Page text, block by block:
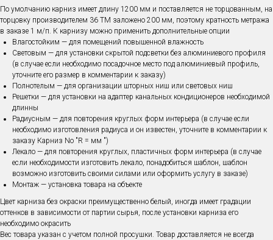
По умолчанию карниз имеет длину 1200 мм и поставляется не торцованным, на
торцовку производителем 36 ТМ заложено 200 мм, поэтому кратность метража
в заказе 1 м/п. К карнизу можно применить дополнительные опции
Влагостойким — для помещений повышенной влажность
Световым — для установки скрытой подсветки без алюминиевого профиля
(в случае если необходимо посадочное место под алюминиевый профиль,
уточните его размер в комментарии к заказу)
Полнотелым — для организации шторных ниш или световых ниш
Решетки — для установки на адаптер канальных кондиционеров необходимой
длинны
Радиусным — для повторения круглых форм интерьера (в случае если
необходимо изготовления радиуса и он известен, уточните в комментарии к
заказу Карниз No "R = мм ")
Лекало — для повторения круглых, пластичных форм интерьера (в случае
если необходимости изготовить лекало, понадобиться шаблон, шаблон
возможно изготовить своими силами или оформить услугу в заказе)
Монтаж — установка товара на объекте
Цвет карниза без окраски преимущественно белый, иногда имеет градации
оттенков в зависимости от партии сырья, после установки карниза его
необходимо окрасить
Вес товара указан с учетом полной просушки. Товар доставляется не всегда